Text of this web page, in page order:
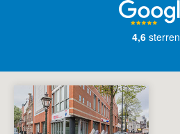
4,6sterren